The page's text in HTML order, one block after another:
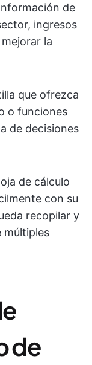
de
ingresos
la
que ofrezca
o funciones
de decisiones
de cálculo
con su
recopilar y
múltiples
de